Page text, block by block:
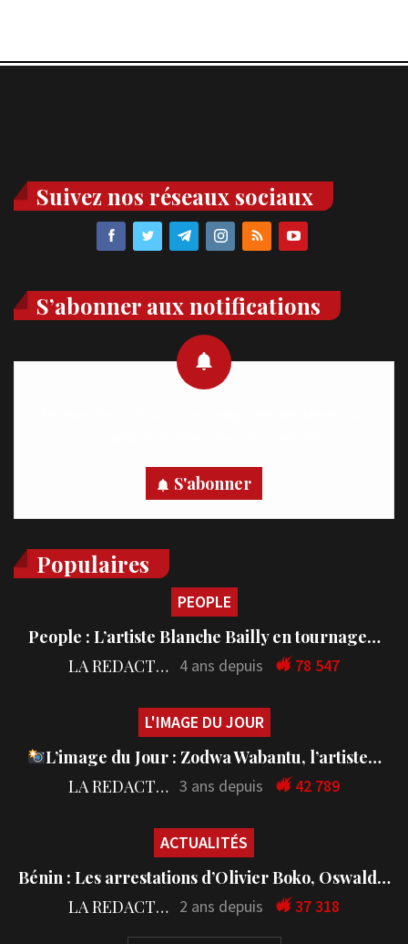
Suivez nos réseaux sociaux
S’abonner aux notifications
S'abonner
Populaires
PEOPLE
People : L’artiste Blanche Bailly en tournage…
LA REDACTION 4 ans depuis 78 547
L'IMAGE DU JOUR
L’image du Jour : Zodwa Wabantu, l’artiste…
LA REDACTION 3 ans depuis 42 789
ACTUALITÉS
Bénin : Les arrestations d’Olivier Boko, Oswald…
LA REDACTION 2 ans depuis 37 318